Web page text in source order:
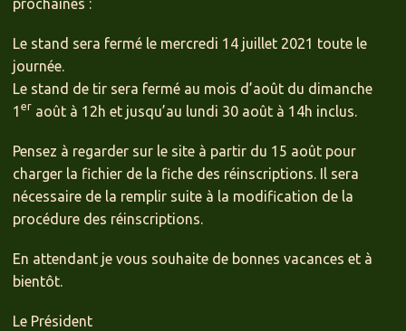
Le stand sera fermé le mercredi 14 juillet 2021 toute le
journée.
Le stand de tir sera fermé au mois d’août du dimanche
1er août à 12h et jusqu’au lundi 30 août à 14h inclus.
Pensez à regarder sur le site à partir du 15 août pour
charger la fichier de la fiche des réinscriptions. Il sera
nécessaire de la remplir suite à la modification de la
procédure des réinscriptions.
En attendant je vous souhaite de bonnes vacances et à
bientôt.
Le Président